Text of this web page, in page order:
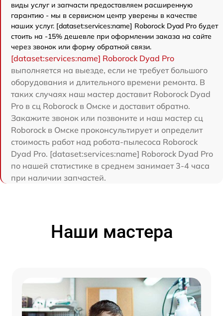
виды услуг и запчасти предоставляем расширенную
гарантию - мы в сервисном центр уверены в качестве
наших услуг. [dataset:services:name] Roborock Dyad Pro будет
стоить на -15% дешевле при оформлении заказа на сайте
через звонок или форму обратной связи.
[dataset:services:name] Roborock Dyad Pro
выполняется на выезде, если не требует большого
оборудования и длительного времени ремонта. В
таких случаях наш мастер доставит Roborock Dyad
Pro в сц Roborock в Омске и доставит обратно.
Закажите звонок или позвоните и наш мастер сц
Roborock в Омске проконсультирует и определит
стоимость работ над робота-пылесоса Roborock
Dyad Pro. [dataset:services:name] Roborock Dyad Pro
по нашей статистике в среднем занимает 3-4 часа
при наличии запчастей.
Наши мастера